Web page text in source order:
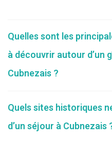
Quelles sont les
à découvrir autour d’un
Cubnezais ?
Quels sites historiques
d’un séjour à Cubnezais